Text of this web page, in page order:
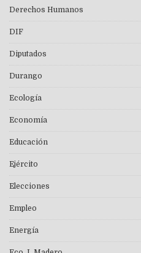
Derechos Humanos
DIF
Diputados
Durango
Ecología
Economía
Educación
Ejército
Elecciones
Empleo
Energía